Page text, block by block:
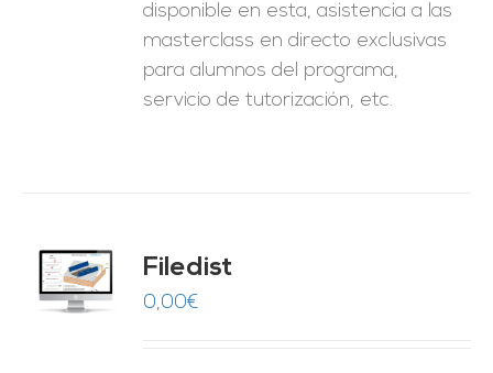
disponible en esta, asistencia a las
masterclass en directo exclusivas
para alumnos del programa,
servicio de tutorización, etc.
Filedist
0,00€